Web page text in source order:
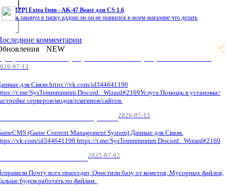
[ZP] Extra Item - AK-47 Beast для CS 1.6
я закинул в папку аддонс но он не появился в моем магазине что делать
комментарии
NEW
07-13
для Связи.https://vk.com/id344641190
t.me/SysTemmmmmm Discord: Wizard#2169Услуга Помощь в установке/
серверов/модов/плагинов/сайтов.
2026-07-13
(Game Content Management System) Данные для Связи.
vk.com/id344641190 https://t.me/SysTemmmmmm Discord: Wizard#2169
2025-07-02
Почту всех приходит, Очистили базу от кометов, Мусорных файлов,
будем работать по файлам.